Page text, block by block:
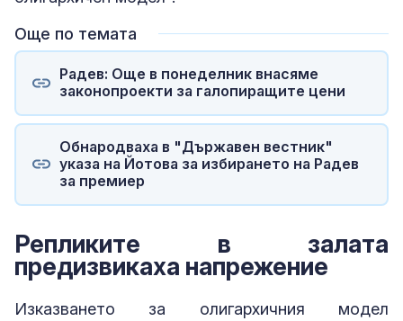
Още по темата
Радев: Още в понеделник внасяме
законопроекти за галопиращите цени
Обнародваха в "Държавен вестник"
указа на Йотова за избирането на Радев
за премиер
Репликите в залата
предизвикаха напрежение
Изказването за олигархичния модел